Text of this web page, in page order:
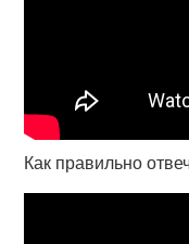
Как правильно